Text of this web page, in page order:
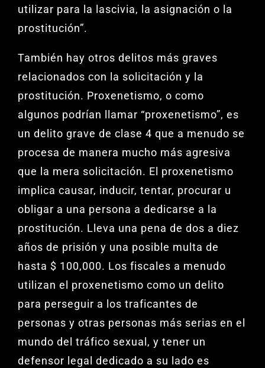
utilizar para la lascivia, la asignación o la
prostitución”.
También hay otros delitos más graves
relacionados con la solicitación y la
prostitución. Proxenetismo, o como
algunos podrían llamar “proxenetismo”, es
un delito grave de clase 4 que a menudo se
procesa de manera mucho más agresiva
que la mera solicitación. El proxenetismo
implica causar, inducir, tentar, procurar u
obligar a una persona a dedicarse a la
prostitución. Lleva una pena de dos a diez
años de prisión y una posible multa de
hasta $ 100,000. Los fiscales a menudo
utilizan el proxenetismo como un delito
para perseguir a los traficantes de
personas y otras personas más serias en el
mundo del tráfico sexual, y tener un
defensor legal dedicado a su lado es